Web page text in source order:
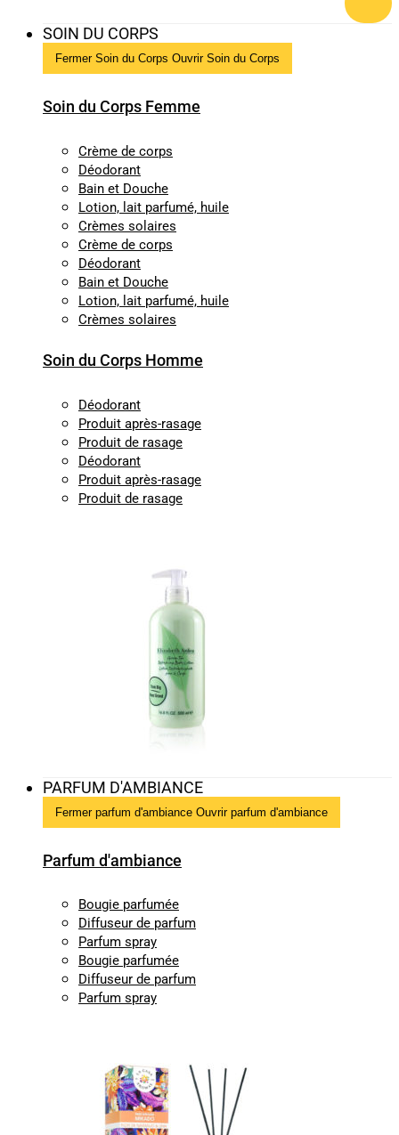
SOIN DU CORPS
Fermer Soin du Corps Ouvrir Soin du Corps
Soin du Corps Femme
Crème de corps
Déodorant
Bain et Douche
Lotion, lait parfumé, huile
Crèmes solaires
Crème de corps
Déodorant
Bain et Douche
Lotion, lait parfumé, huile
Crèmes solaires
Soin du Corps Homme
Déodorant
Produit après-rasage
Produit de rasage
Déodorant
Produit après-rasage
Produit de rasage
PARFUM D'AMBIANCE
Fermer parfum d'ambiance Ouvrir parfum d'ambiance
Parfum d'ambiance
Bougie parfumée
Diffuseur de parfum
Parfum spray
Bougie parfumée
Diffuseur de parfum
Parfum spray